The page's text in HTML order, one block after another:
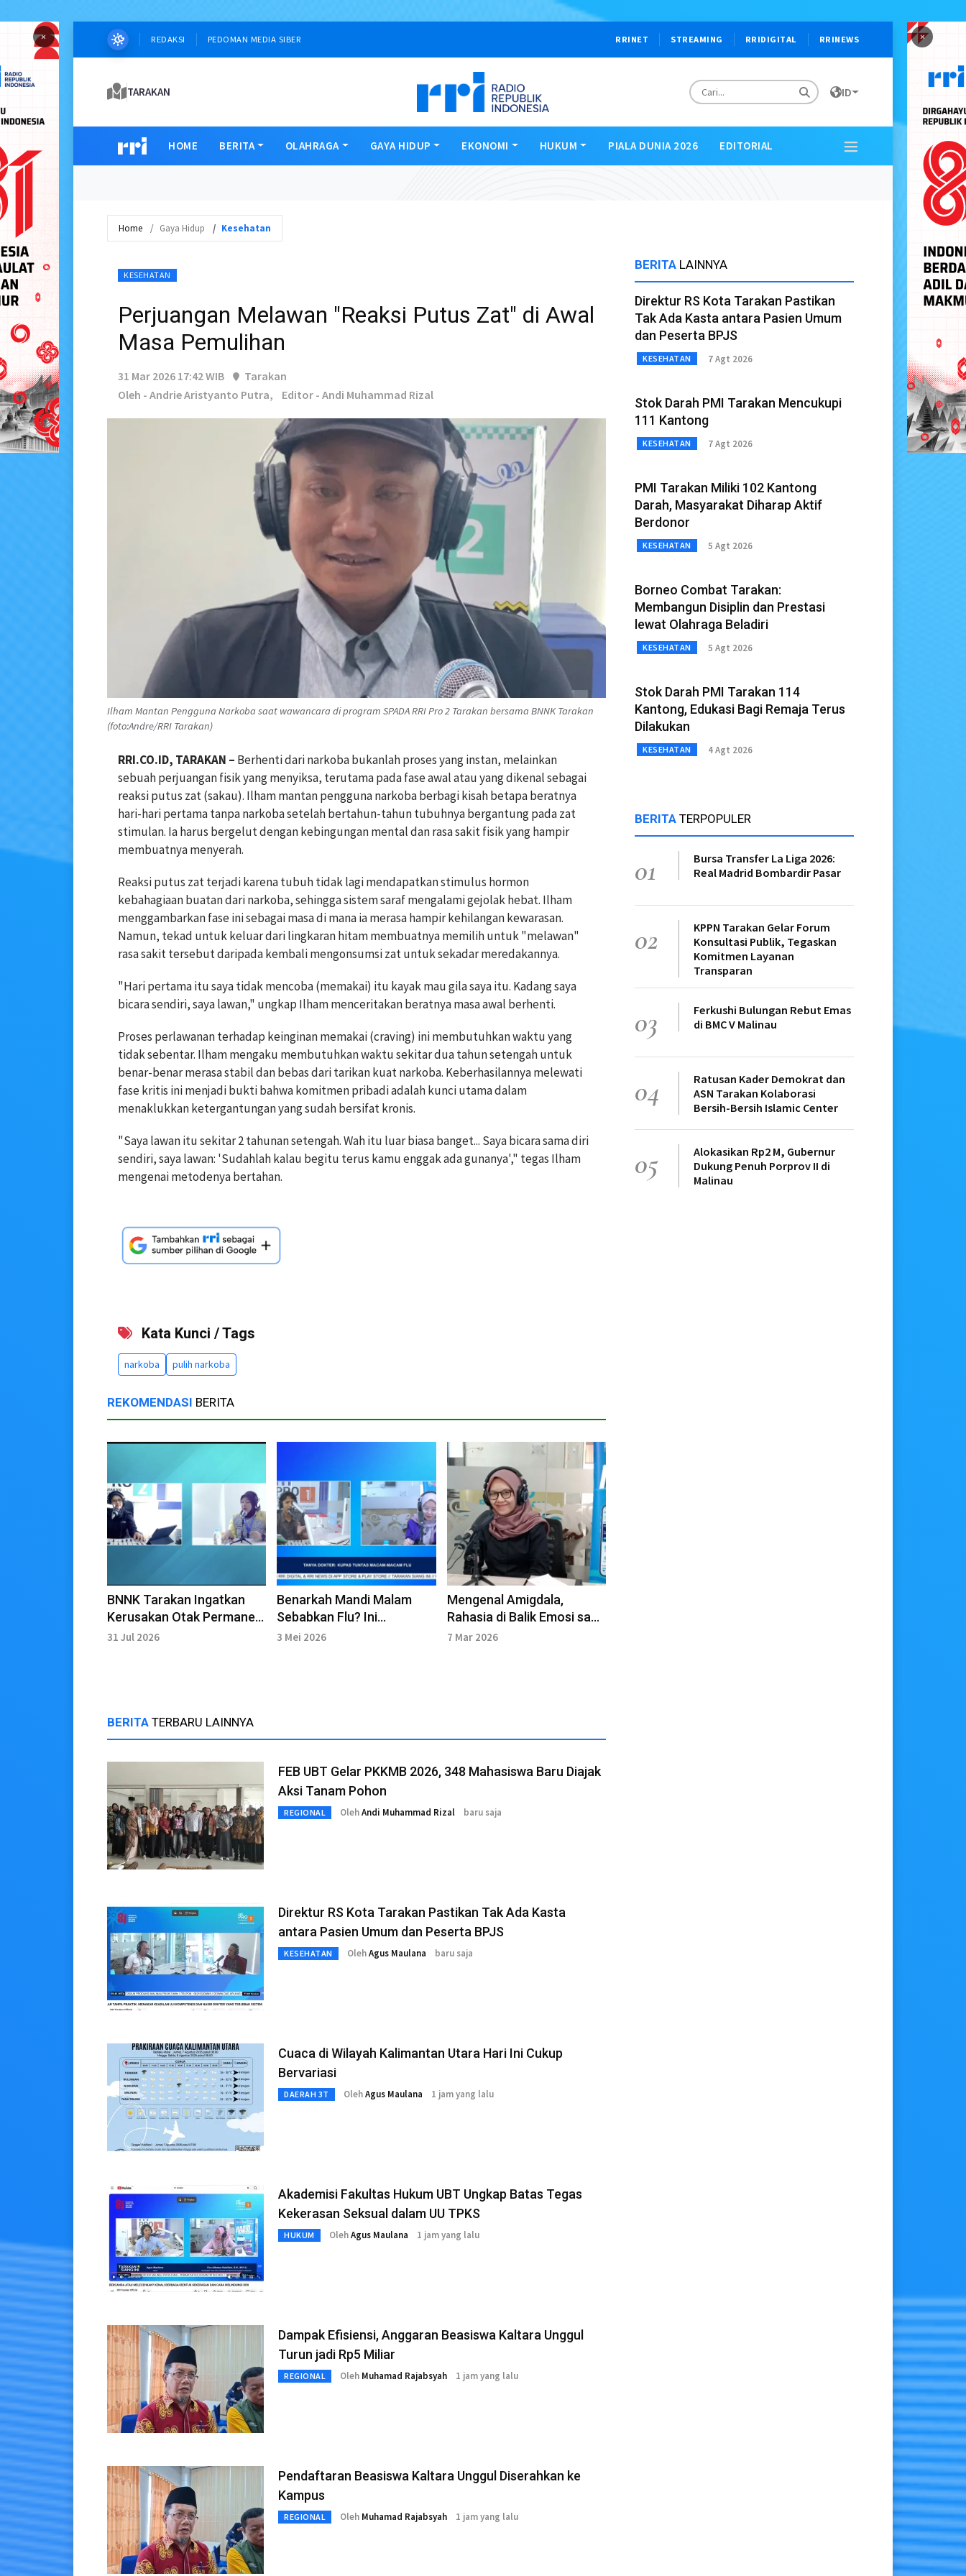
× ×
REDAKSI PEDOMAN MEDIA SIBER RRINET STREAMING RRIDIGITAL RRINEWS
TARAKAN ID
HOME BERITA OLAHRAGA GAYA HIDUP EKONOMI HUKUM PIALA DUNIA 2026 EDITORIAL
Home Gaya Hidup Kesehatan
KESEHATAN
Perjuangan Melawan "Reaksi Putus Zat" di Awal
Masa Pemulihan
31 Mar 2026 17:42 WIB
Tarakan
Oleh - Andrie Aristyanto Putra,
Editor - Andi Muhammad Rizal
Ilham Mantan Pengguna Narkoba saat wawancara di program SPADA RRI Pro 2 Tarakan bersama BNNK Tarakan
(foto:Andre/RRI Tarakan)
RRI.CO.ID, TARAKAN – Berhenti dari narkoba bukanlah proses yang instan, melainkan
sebuah perjuangan fisik yang menyiksa, terutama pada fase awal atau yang dikenal sebagai
reaksi putus zat (sakau). Ilham mantan pengguna narkoba berbagi kisah betapa beratnya
hari-hari pertama tanpa narkoba setelah bertahun-tahun tubuhnya bergantung pada zat
stimulan. Ia harus bergelut dengan kebingungan mental dan rasa sakit fisik yang hampir
membuatnya menyerah.
Reaksi putus zat terjadi karena tubuh tidak lagi mendapatkan stimulus hormon
kebahagiaan buatan dari narkoba, sehingga sistem saraf mengalami gejolak hebat. Ilham
menggambarkan fase ini sebagai masa di mana ia merasa hampir kehilangan kewarasan.
Namun, tekad untuk keluar dari lingkaran hitam membuatnya memilih untuk "melawan"
rasa sakit tersebut daripada kembali mengonsumsi zat untuk sekadar meredakannya.
"Hari pertama itu saya tidak mencoba (memakai) itu kayak mau gila saya itu. Kadang saya
bicara sendiri, saya lawan," ungkap Ilham menceritakan beratnya masa awal berhenti.
Proses perlawanan terhadap keinginan memakai (craving) ini membutuhkan waktu yang
tidak sebentar. Ilham mengaku membutuhkan waktu sekitar dua tahun setengah untuk
benar-benar merasa stabil dan bebas dari tarikan kuat narkoba. Keberhasilannya melewati
fase kritis ini menjadi bukti bahwa komitmen pribadi adalah kunci utama dalam
menaklukkan ketergantungan yang sudah bersifat kronis.
"Saya lawan itu sekitar 2 tahunan setengah. Wah itu luar biasa banget... Saya bicara sama diri
sendiri, saya lawan: 'Sudahlah kalau begitu terus kamu enggak ada gunanya'," tegas Ilham
mengenai metodenya bertahan.
Kata Kunci / Tags
narkoba pulih narkoba
REKOMENDASI BERITA
BNNK Tarakan Ingatkan
Kerusakan Otak Permanen
akibat Narkoba
31 Jul 2026
Benarkah Mandi Malam
Sebabkan Flu? Ini
Penjelasan Medis dr. Nada
3 Mei 2026
Mengenal Amigdala,
Rahasia di Balik Emosi saat
Puasa Ramadan
7 Mar 2026
BERITA TERBARU LAINNYA
FEB UBT Gelar PKKMB 2026, 348 Mahasiswa Baru Diajak
Aksi Tanam Pohon
REGIONAL OlehAndi Muhammad Rizal baru saja
Direktur RS Kota Tarakan Pastikan Tak Ada Kasta
antara Pasien Umum dan Peserta BPJS
KESEHATAN OlehAgus Maulana baru saja
Cuaca di Wilayah Kalimantan Utara Hari Ini Cukup
Bervariasi
DAERAH 3T OlehAgus Maulana 1 jam yang lalu
Akademisi Fakultas Hukum UBT Ungkap Batas Tegas
Kekerasan Seksual dalam UU TPKS
HUKUM OlehAgus Maulana 1 jam yang lalu
Dampak Efisiensi, Anggaran Beasiswa Kaltara Unggul
Turun jadi Rp5 Miliar
REGIONAL Oleh Muhamad Rajabsyah 1 jam yang lalu
Pendaftaran Beasiswa Kaltara Unggul Diserahkan ke
Kampus
REGIONAL Oleh Muhamad Rajabsyah 1 jam yang lalu
BERITA LAINNYA
Direktur RS Kota Tarakan Pastikan
Tak Ada Kasta antara Pasien Umum
dan Peserta BPJS
KESEHATAN 7 Agt 2026
Stok Darah PMI Tarakan Mencukupi
111 Kantong
KESEHATAN 7 Agt 2026
PMI Tarakan Miliki 102 Kantong
Darah, Masyarakat Diharap Aktif
Berdonor
KESEHATAN 5 Agt 2026
Borneo Combat Tarakan:
Membangun Disiplin dan Prestasi
lewat Olahraga Beladiri
KESEHATAN 5 Agt 2026
Stok Darah PMI Tarakan 114
Kantong, Edukasi Bagi Remaja Terus
Dilakukan
KESEHATAN 4 Agt 2026
BERITA TERPOPULER
01
Bursa Transfer La Liga 2026:
Real Madrid Bombardir Pasar
02
KPPN Tarakan Gelar Forum
Konsultasi Publik, Tegaskan
Komitmen Layanan
Transparan
03
Ferkushi Bulungan Rebut Emas
di BMC V Malinau
04
Ratusan Kader Demokrat dan
ASN Tarakan Kolaborasi
Bersih-Bersih Islamic Center
05
Alokasikan Rp2 M, Gubernur
Dukung Penuh Porprov II di
Malinau